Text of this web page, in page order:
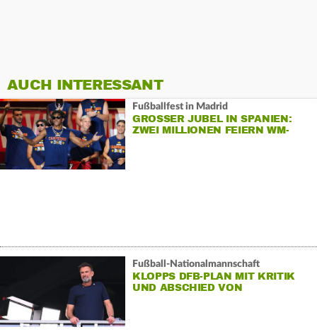
AUCH INTERESSANT
Fußballfest in Madrid
GROSSER JUBEL IN SPANIEN: Z
WEI MILLIONEN FEIERN WM-T
Fußball-Nationalmannschaft
KLOPPS DFB-PLAN MIT KRITIK
UND ABSCHIED VON